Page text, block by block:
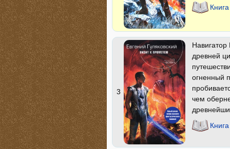
3
древней
огненный
чем